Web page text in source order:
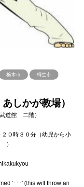
栃木市 桐生市
しかが教場）
道館 二階）
０時３０分（幼児から小
）
'･･･' (this will throw an